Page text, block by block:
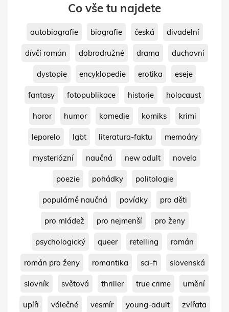
Co vše tu najdete
autobiografie biografie česká divadelní
dívčí román dobrodružné drama duchovní
dystopie encyklopedie erotika eseje
fantasy fotopublikace historie holocaust
horor humor komedie komiks krimi
leporelo lgbt literatura-faktu memoáry
mysteriózní naučná new adult novela
poezie pohádky politologie
populárně naučná povídky pro děti
pro mládež pro nejmenší pro ženy
psychologický queer retelling román
román pro ženy romantika sci-fi slovenská
slovník světová thriller true crime umění
upíři válečné vesmír young-adult zvířata